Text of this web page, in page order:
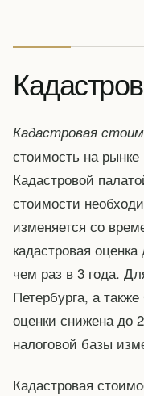
Кадастровая
стоимость на
Кадастровой
стоимости
изменяется со
кадастровая
чем раз в 3 года.
Петербурга, а
оценки снижена до
налоговой базы
Кадастровая